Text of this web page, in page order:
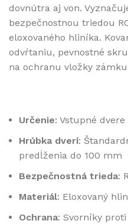
dovnútra aj von.
bezpečnostnou triedou
eloxovaného hliníka.
odvŕtaniu, pevnostné
na ochranu vložky
Určenie: Vstupné
Hrúbka dverí:
predĺženia do 100 mm
Bezpečnostná trieda:
Materiál: Eloxovaný
Ochrana: Svorníky